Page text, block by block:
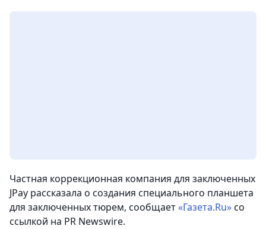
Частная коррекционная компания для заключенных
JPay рассказала о создания специального планшета
для заключенных тюрем, сообщает«Газета.Ru»со
ссылкой на PR Newswire.